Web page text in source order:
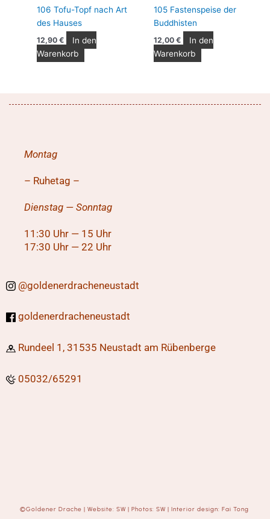
106 Tofu-Topf nach Art
des Hauses
12,90€
In den
Warenkorb
105 Fastenspeise der
Buddhisten
12,00 €
In den
Warenkorb
Montag
– Ruhetag –
Dienstag — Sonntag
11:30 Uhr — 15 Uhr
17:30 Uhr — 22 Uhr
@goldenerdracheneustadt
goldenerdracheneustadt
Rundeel 1, 31535 Neustadt am Rübenberge
05032/65291
©Goldener Drache | Website: SW | Photos: SW | Interior design: Fai Tong